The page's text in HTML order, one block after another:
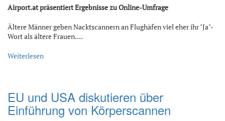
Airport.at präsentiert Ergebnisse zu Online-Umfrage
Ältere Männer geben Nacktscannern an Flughäfen viel eher ihr "Ja"-
Wort als ältere Frauen.…
Weiterlesen
EU und USA diskutieren über
Einführung von Körperscannen